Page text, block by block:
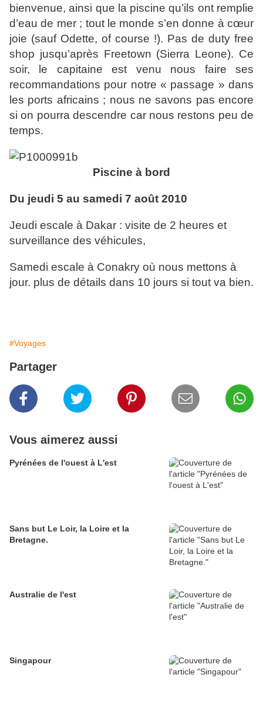
bienvenue, ainsi que la piscine qu’ils ont remplie
d’eau de mer ; tout le monde s’en donne à cœur
joie (sauf Odette, of course !). Pas de duty free
shop jusqu’après Freetown (Sierra Leone). Ce
soir, le capitaine est venu nous faire ses
recommandations pour notre « passage » dans
les ports africains ; nous ne savons pas encore
si on pourra descendre car nous restons peu de
temps.
Piscine à bord
Du jeudi 5 au samedi 7 août 2010
Jeudi escale à Dakar : visite de 2 heures et
surveillance des véhicules,
Samedi escale à Conakry où nous mettons à
jour. plus de détails dans 10 jours si tout va bien.
#Voyages
Partager
Vous aimerez aussi
Pyrénées de l'ouest à L'est
Sans but Le Loir, la Loire et la
Bretagne.
Australie de l'est
Singapour